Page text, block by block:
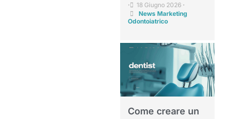
• 18 Giugno 2026 •
News Marketing
Odontoiatrico
Come creare un